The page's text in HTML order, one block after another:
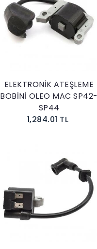
Sepete Ekle
ELEKTRONİK ATEŞLEME
BOBİNİ OLEO MAC SP42-
SP44
1,284.01 TL
Sepete Ekle